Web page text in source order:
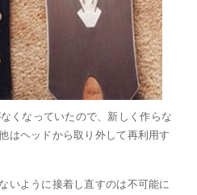
くなっていたので、新しく作らな
はヘッドから取り外して再利用す
いように接着し直すのは不可能に